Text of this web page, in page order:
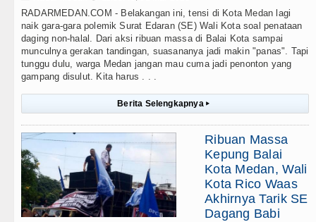
RADARMEDAN.COM - Belakangan ini, tensi di Kota Medan lagi
naik gara-gara polemik Surat Edaran (SE) Wali Kota soal penataan
daging non-halal. Dari aksi ribuan massa di Balai Kota sampai
munculnya gerakan tandingan, suasananya jadi makin "panas". Tapi
tunggu dulu, warga Medan jangan mau cuma jadi penonton yang
gampang disulut. Kita harus . . .
Berita Selengkapnya ▸
Ribuan Massa
Kepung Balai
Kota Medan, Wali
Kota Rico Waas
Akhirnya Tarik SE
Dagang Babi